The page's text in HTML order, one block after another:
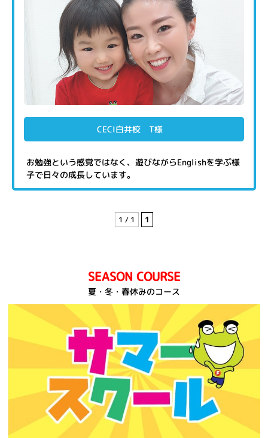
CECI白井校 T様
お勉強という感覚ではなく、遊びながらEnglishを学ぶ様
子で日々の成長しています。
1 / 1 1
SEASON COURSE
夏・冬・春休みのコース